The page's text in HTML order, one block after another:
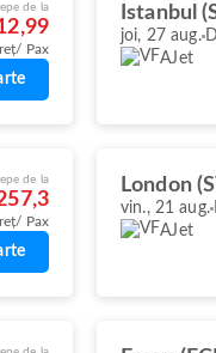
de la
Pax
Istanbul
joi, 27 aug.
AJet
de la
Pax
London
vin., 21 aug.
AJet